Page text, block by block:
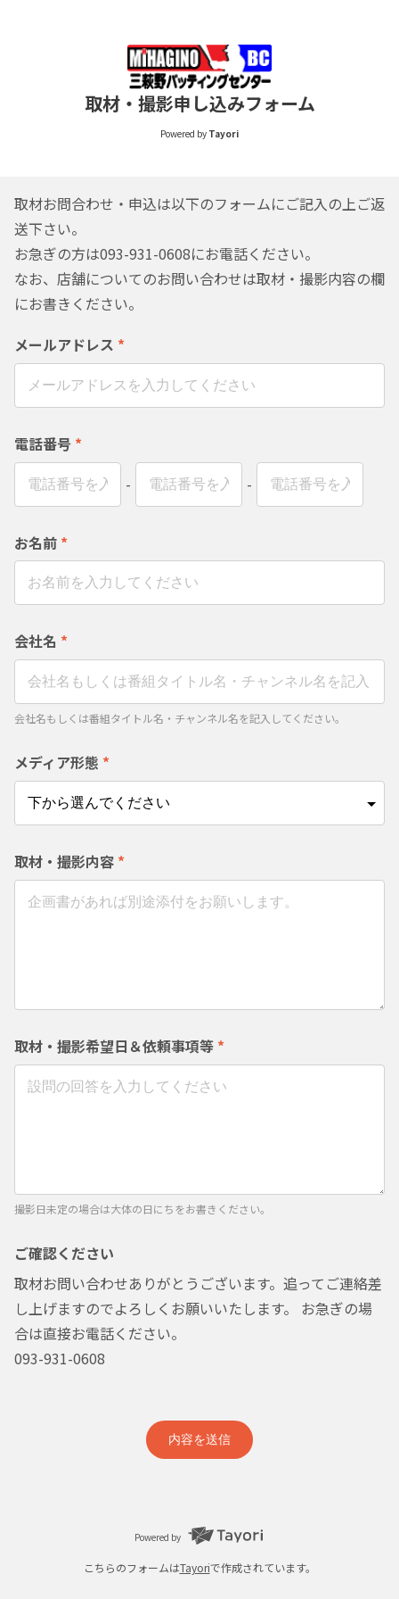
取材・撮影申し込みフォーム
Powered by Tayori
取材お問合わせ・申込は以下のフォームにご記入の上ご返
送下さい。
お急ぎの方は093-931-0608にお電話ください。
なお、店舗についてのお問い合わせは取材・撮影内容の欄
にお書きください。
メールアドレス *
電話番号 *
-
-
お名前 *
会社名 *
会社名もしくは番組タイトル名・チャンネル名を記入してください。
メディア形態 *
取材・撮影内容 *
取材・撮影希望日＆依頼事項等 *
撮影日未定の場合は大体の日にちをお書きください。
ご確認ください
取材お問い合わせありがとうございます。追ってご連絡差
し上げますのでよろしくお願いいたします。 お急ぎの場
合は直接お電話ください。
093-931-0608
内容を送信
Powered by
こちらのフォームはTayoriで作成されています。